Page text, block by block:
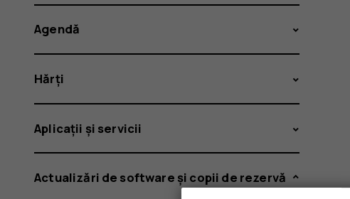
Agendă
Hărți
Aplicații și servicii
Actualizări de software și copii de rezervă